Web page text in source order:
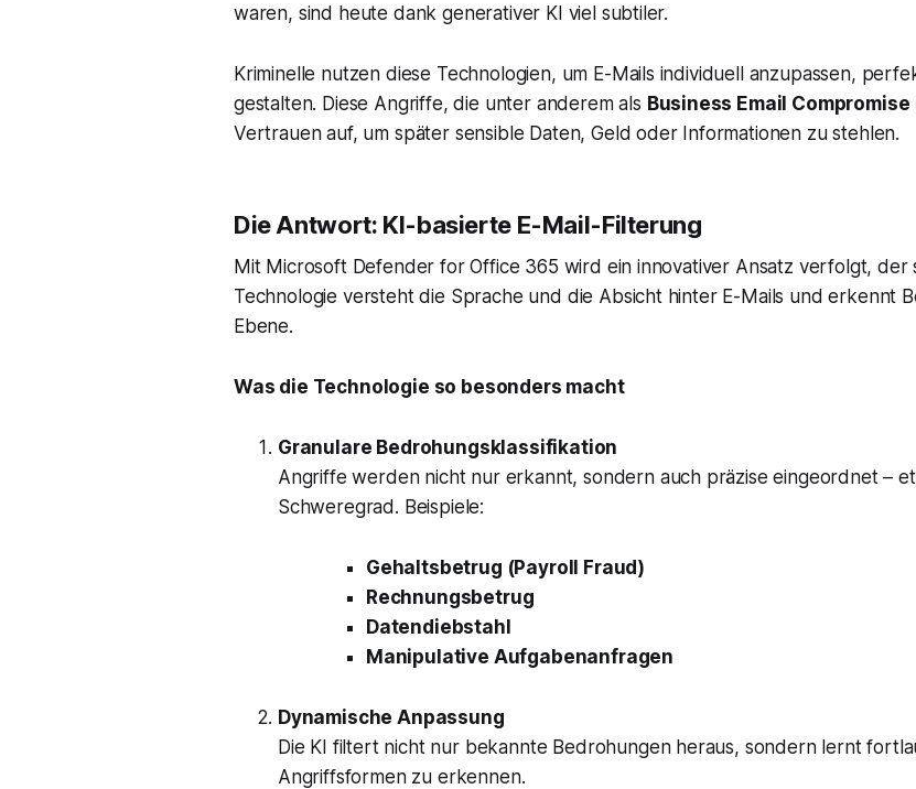
waren, sind heute dank generativer KI viel subtiler.
Kriminelle nutzen diese Technologien, um E-Mails individuell anzupassen,
gestalten. Diese Angriffe, die unter anderem als Business Email Compromise
Vertrauen auf, um später sensible Daten, Geld oder Informationen zu stehlen.
Die Antwort: KI-basierte E-Mail-Filterung
Mit Microsoft Defender for Office 365 wird ein innovativer Ansatz verfolgt, der
Technologie versteht die Sprache und die Absicht hinter E-Mails und erkennt
Ebene.
Was die Technologie so besonders macht
Granulare Bedrohungsklassifikation
Angriffe werden nicht nur erkannt, sondern auch präzise eingeordnet –
Schweregrad. Beispiele:
Gehaltsbetrug (Payroll Fraud)
Rechnungsbetrug
Datendiebstahl
Manipulative Aufgabenanfragen
Dynamische Anpassung
Die KI filtert nicht nur bekannte Bedrohungen heraus, sondern lernt
Angriffsformen zu erkennen.